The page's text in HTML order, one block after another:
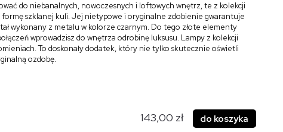
do niebanalnych, nowoczesnych i loftowych wnętrz, te z kolekcji
formę szklanej kuli. Jej nietypowe i oryginalne zdobienie gwarantuje
wykonany z metalu w kolorze czarnym. Do tego złote elementy
wprowadzisz do wnętrza odrobinę luksusu. Lampy z kolekcji
To doskonały dodatek, który nie tylko skutecznie oświetli
ozdobę.
143,00 zł do koszyka